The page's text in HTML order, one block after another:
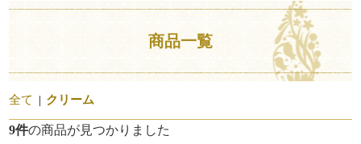
商品一覧
全て | クリーム
9件の商品が見つかりました